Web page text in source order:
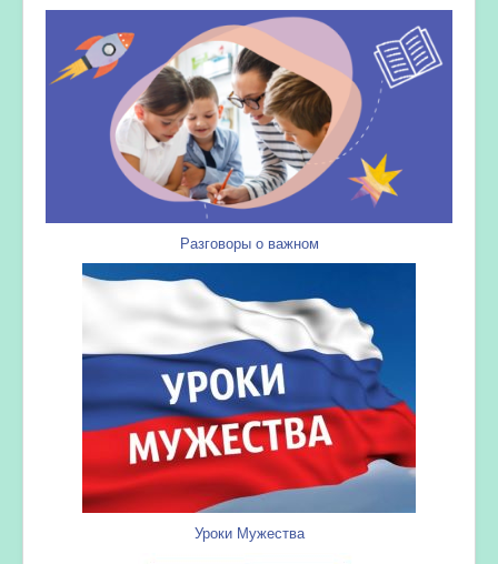
Разговоры о важном
Уроки Мужества